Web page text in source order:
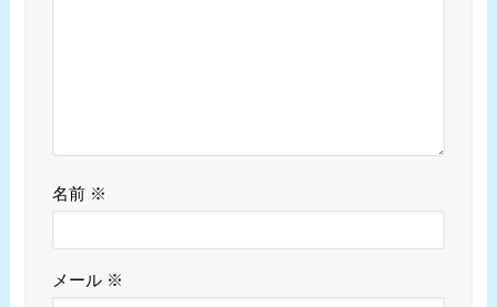
名前 ※
メール ※